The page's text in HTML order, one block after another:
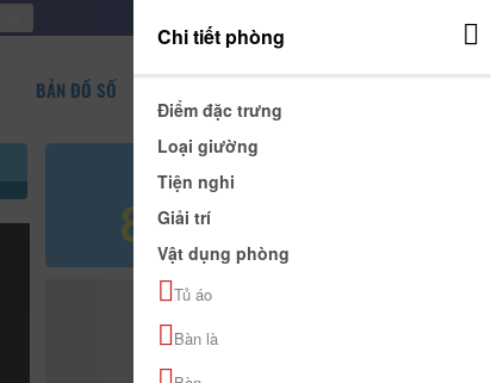
BẢN ĐỒ SỐ
80.000 đ
Chi tiết phòng
Điểm đặc trưng
Loại giường
Tiện nghi
Giải trí
Vật dụng phòng
Tủ áo
Bàn là